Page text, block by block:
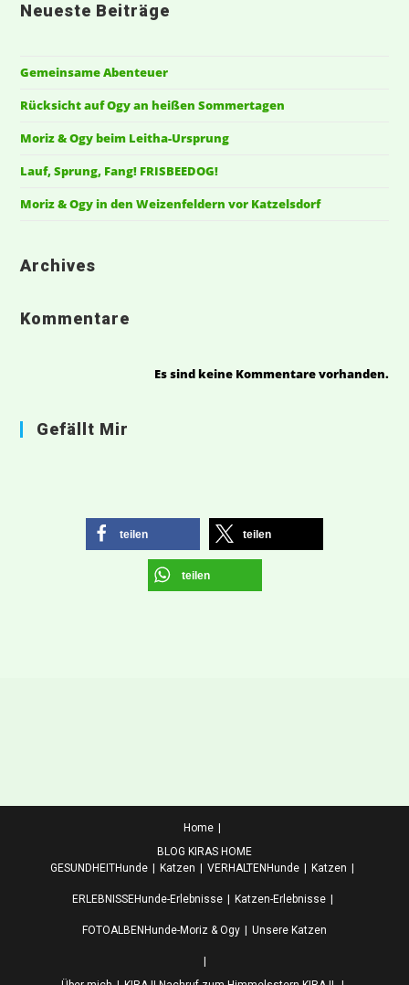
Neueste Beiträge
Gemeinsame Abenteuer
Rücksicht auf Ogy an heißen Sommertagen
Moriz & Ogy beim Leitha-Ursprung
Lauf, Sprung, Fang! FRISBEEDOG!
Moriz & Ogy in den Weizenfeldern vor Katzelsdorf
Archives
Kommentare
Es sind keine Kommentare vorhanden.
Gefällt Mir
teilen teilen
teilen
Home
BLOG KIRAS HOME
GESUNDHEITHunde Katzen VERHALTEN Hunde Katzen
ERLEBNISSEHunde-Erlebnisse Katzen-Erlebnisse
FOTOALBEN Hunde-Moriz & Ogy Unsere Katzen